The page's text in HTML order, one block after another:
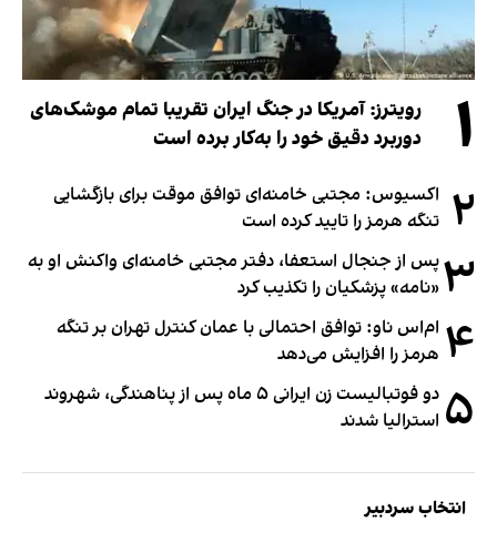
۱
رویترز: آمریکا در جنگ ایران تقریبا تمام موشک‌های
دوربرد دقیق خود را به‌کار برده است
۲ اکسیوس: مجتبی خامنه‌ای توافق موقت برای بازگشایی
تنگه هرمز را تایید کرده است
۳پس از جنجال استعفا، دفتر مجتبی خامنه‌ای واکنش او به
«نامه» پزشکیان را تکذیب کرد
۴ ام‌اس ناو: توافق احتمالی با عمان کنترل تهران بر تنگه
هرمز را افزایش می‌دهد
۵
دو فوتبالیست زن ایرانی ۵ ماه پس از پناهندگی، شهروند
استرالیا شدند
انتخاب سردبیر